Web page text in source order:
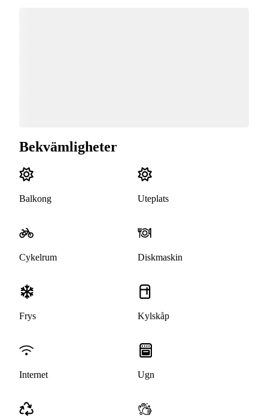
Bekvämligheter
Balkong Uteplats
Cykelrum Diskmaskin
Frys Kylskåp
Internet Ugn